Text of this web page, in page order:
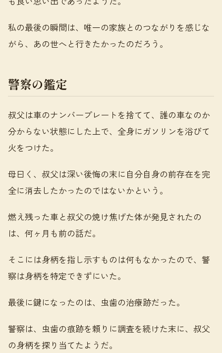
私の最後の瞬間は、唯一の家族とのつながりを感じな
がら、あの世へと行きたかったのだろう。
警察の鑑定
叔父は車のナンバープレートを捨てて、誰の車なのか
分からない状態にした上で、全身にガソリンを浴びて
火をつけた。
母曰く、叔父は深い後悔の末に自分自身の前存在を完
全に消去したかったのではないかという。
燃え残った車と叔父の焼け焦げた体が発見されたの
は、何ヶ月も前の話だ。
そこには身柄を指し示すものは何もなかったので、警
察は身柄を特定できずにいた。
最後に鍵になったのは、虫歯の治療跡だった。
警察は、虫歯の痕跡を頼りに調査を続けた末に、叔父
の身柄を探り当てたようだ。